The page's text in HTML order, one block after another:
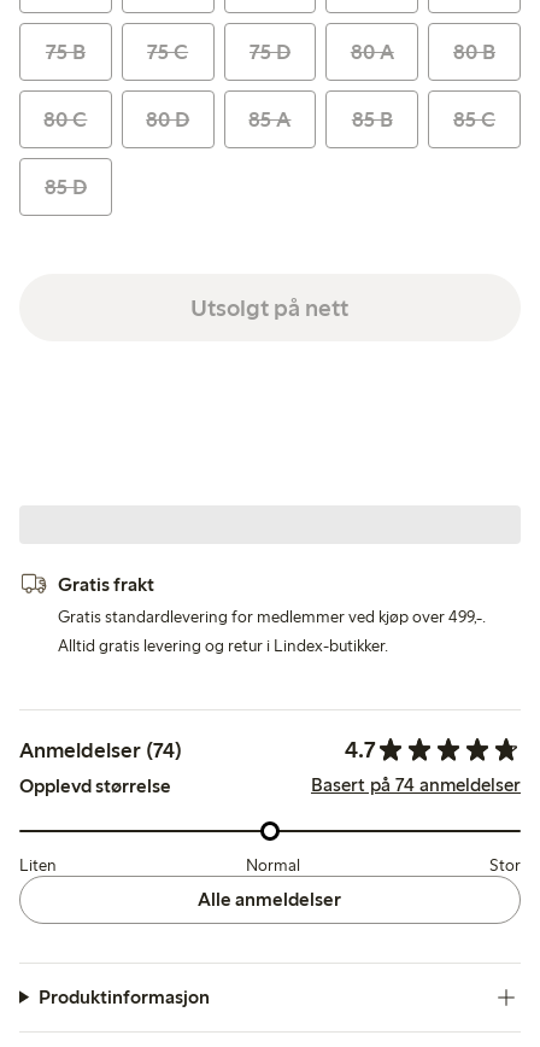
75 B 75 C 75 D 80 A 80 B
80 C 80 D 85 A 85 B 85 C
85 D
Utsolgt på nett
Gratis frakt
Gratis standardlevering for medlemmer ved kjøp over 499,-.
Alltid gratis levering og retur i Lindex-butikker.
Anmeldelser (74) 4.7
Opplevd størrelse Basert på 74 anmeldelser
Liten Normal Stor
Alle anmeldelser
Produktinformasjon